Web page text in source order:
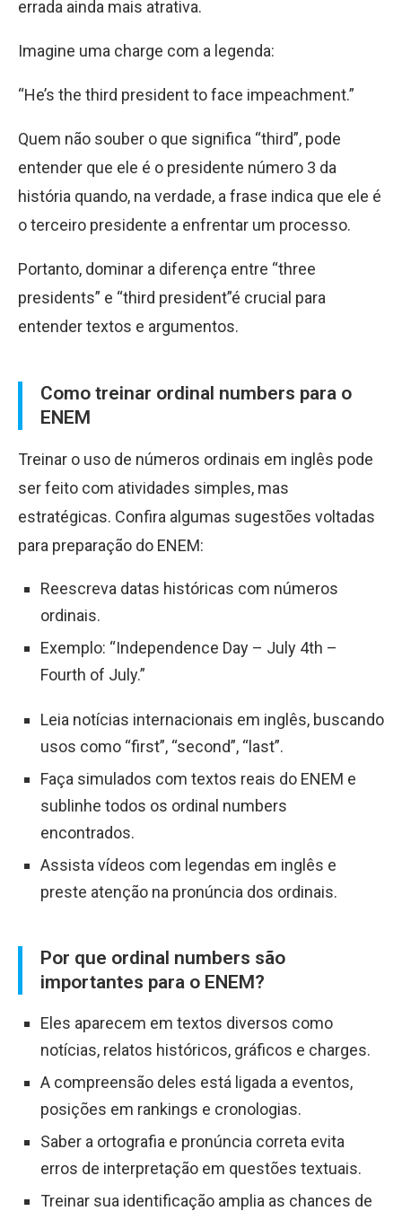
errada ainda mais atrativa.
Imagine uma charge com a legenda:
“He’s the third president to face impeachment.”
Quem não souber o que significa “third”, pode
entender que ele é o presidente número 3 da
história quando, na verdade, a frase indica que ele é
o terceiro presidente a enfrentar um processo.
Portanto, dominar a diferença entre “three
presidents” e “third president”é crucial para
entender textos e argumentos.
Como treinar ordinal numbers para o
ENEM
Treinar o uso de números ordinais em inglês pode
ser feito com atividades simples, mas
estratégicas. Confira algumas sugestões voltadas
para preparação do ENEM:
Reescreva datas históricas com números
ordinais.
Exemplo: “Independence Day – July 4th –
Fourth of July.”
Leia notícias internacionais em inglês, buscando
usos como “first”, “second”, “last”.
Faça simulados com textos reais do ENEM e
sublinhe todos os ordinal numbers
encontrados.
Assista vídeos com legendas em inglês e
preste atenção na pronúncia dos ordinais.
Por que ordinal numbers são
importantes para o ENEM?
Eles aparecem em textos diversos como
notícias, relatos históricos, gráficos e charges.
A compreensão deles está ligada a eventos,
posições em rankings e cronologias.
Saber a ortografia e pronúncia correta evita
erros de interpretação em questões textuais.
Treinar sua identificação amplia as chances de